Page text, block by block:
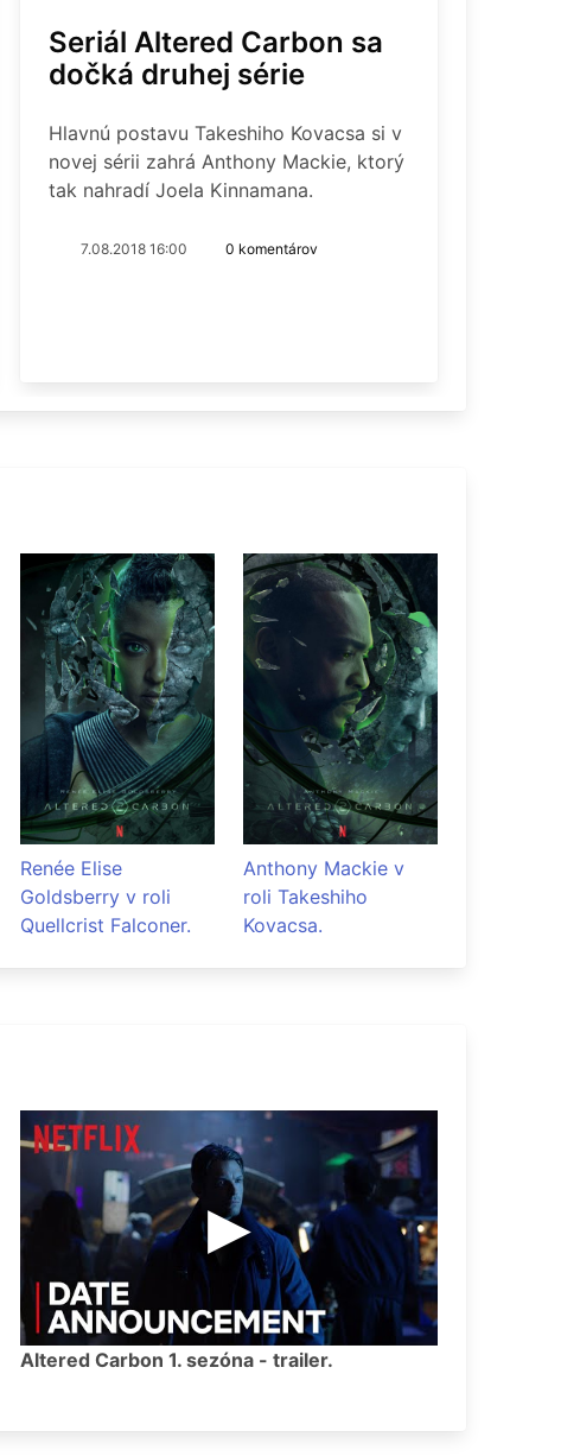
Seriál Altered Carbon sa
dočká druhej série
Hlavnú postavu Takeshiho Kovacsa si v
novej sérii zahrá Anthony Mackie, ktorý
tak nahradí Joela Kinnamana.
7.08.2018 16:00 0 komentárov
Renée Elise
Goldsberry v roli
Quellcrist Falconer.
Anthony Mackie v
roli Takeshiho
Kovacsa.
Altered Carbon 1. sezóna - trailer.